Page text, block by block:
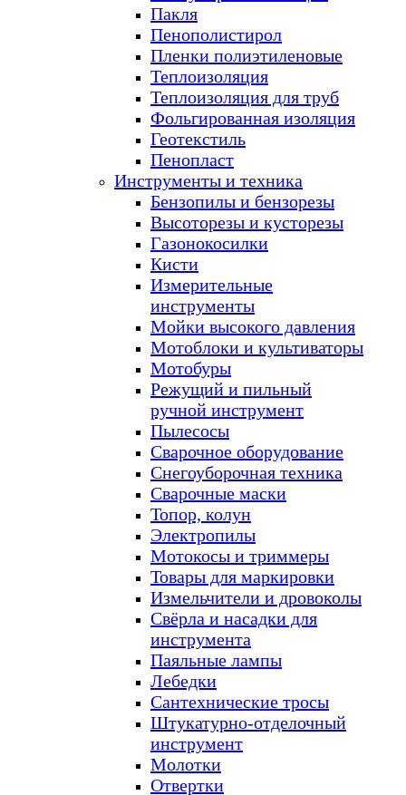
Пакля
Пенополистирол
Пленки полиэтиленовые
Теплоизоляция
Теплоизоляция для труб
Фольгированная изоляция
Геотекстиль
Пенопласт
Инструменты и техника
Бензопилы и бензорезы
Высоторезы и кусторезы
Газонокосилки
Кисти
Измерительные
инструменты
Мойки высокого давления
Мотоблоки и культиваторы
Мотобуры
Режущий и пильный
ручной инструмент
Пылесосы
Сварочное оборудование
Снегоуборочная техника
Сварочные маски
Топор, колун
Электропилы
Мотокосы и триммеры
Товары для маркировки
Измельчители и дровоколы
Свёрла и насадки для
инструмента
Паяльные лампы
Лебедки
Сантехнические тросы
Штукатурно-отделочный
инструмент
Молотки
Отвертки